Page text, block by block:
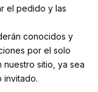
el pedido y las
conocidos y
por el solo
sitio, ya sea
invitado.